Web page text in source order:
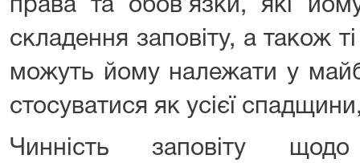
права та обов’язки, які
складення заповіту, а також
можуть йому належати у
стосуватися як усієї спадщини,
Чинність заповіту